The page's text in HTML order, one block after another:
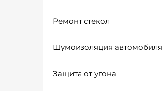
Ремонт стекол
Шумоизоляция автомобиля
Защита от угона